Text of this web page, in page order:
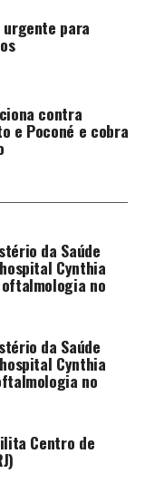
CAMAROTES
com bonecos
com
para
contra
e Poconé e cobra
da Saúde
Cynthia
no
da Saúde
Cynthia
no
Centro de